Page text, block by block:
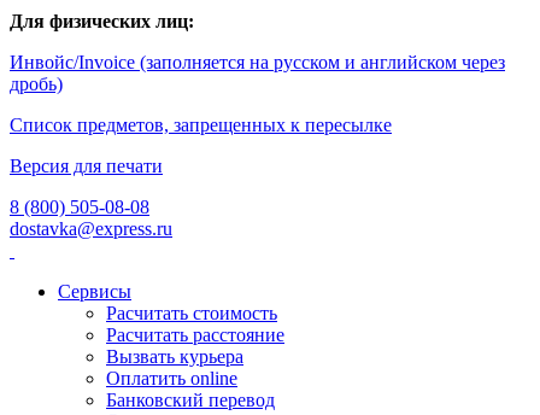
Для физических лиц:
Инвойс/Invoice (заполняется на русском и английском через
дробь)
Список предметов, запрещенных к пересылке
Версия для печати
8 (800) 505-08-08
dostavka@express.ru
Сервисы
Расчитать стоимость
Расчитать расстояние
Вызвать курьера
Оплатить online
Банковский перевод